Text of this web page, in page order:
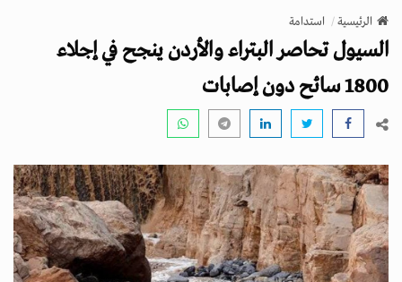
v
g
a
n
الرئيسية استدامة
السيول تحاصر البتراء والأردن ينجح في إجلاء
1800 سائح دون إصابات